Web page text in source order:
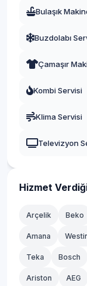
Bulaşık
Buzdolabı
Çamaşır
Kombi Servisi
Klima Servisi
Televizyon
Hizmet
Arçelik Beko
Amana
Teka Bosch
Ariston AEG